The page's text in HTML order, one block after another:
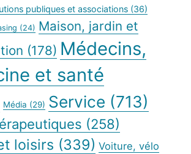
publiques et associations (36)
(24) Maison, jardin et
(178) Médecins,
et santé
Média (29) Service (713)
(258)
loisirs (339) Voiture, vélo